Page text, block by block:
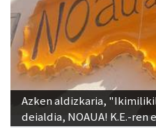
Azken aldizkaria,
deialdia, NOAUA! K.E.-ren